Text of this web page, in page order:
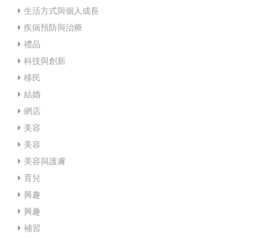
生活方式與個人成長
疾病預防與治療
禮品
科技與創新
移民
結婚
網店
美容
美容
美容與護膚
育兒
興趣
興趣
補習